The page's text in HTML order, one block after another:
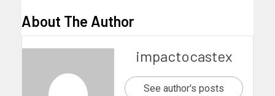
About The Author
impactocastex
See author's posts